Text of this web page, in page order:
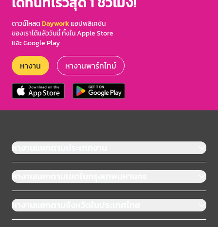
ดาวน์โหลดDayworkแอปพลิเคชัน
ของเราได้แล้ววันนี้ ทั้งใน Apple Store
และ Google Play
หางาน หางานพาร์ทไทม์
หางานแยกตามประเภทงาน
หางานแยกตามเขตในกรุงเทพมหานคร
หางานแยกตามจังหวัดในประเทศไทย